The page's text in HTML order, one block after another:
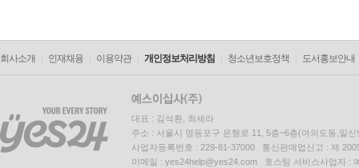
회사소개 인재채용 이용약관 개인정보처리방침 청소년보호정책 도서홍보안내
대표 : 김석환, 최세라
주소 : 서울시 영등포구 은행로 11, 5층~6층(여의도동,일신
사업자등록번호 : 229-81-37000 통신판매업신고 : 제
이메일 : yes24help@yes24.com 호스팅 서비스사업자 :